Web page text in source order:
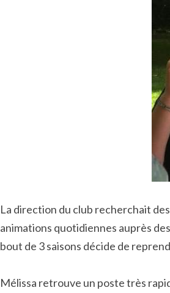
La direction du club recherchait
animations quotidiennes auprès
bout de 3 saisons décide de
Mélissa retrouve un poste très